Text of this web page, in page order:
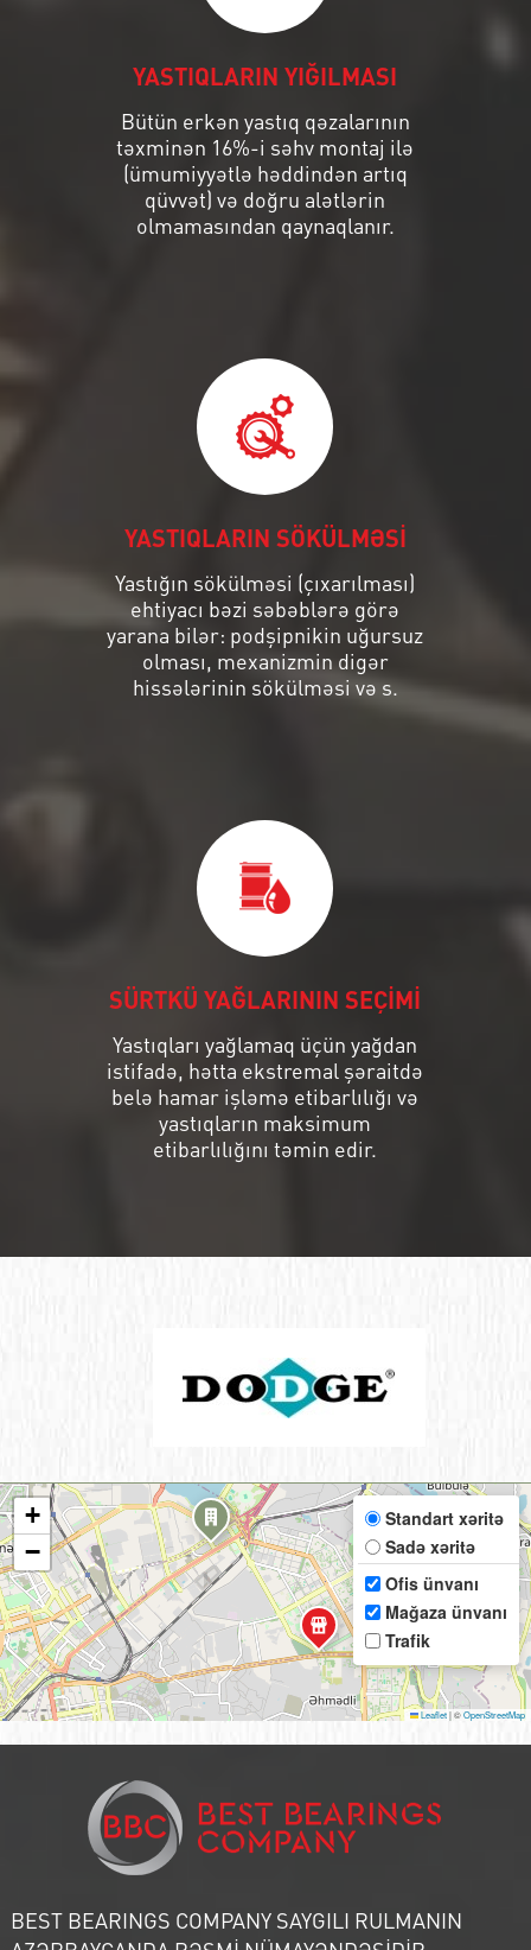
YASTIQLARIN YIĞILMASI
Bütün erkən yastıq qəzalarının
təxminən 16%-i səhv montaj ilə
(ümumiyyətlə həddindən artıq
qüvvət) və doğru alətlərin
olmamasından qaynaqlanır.
YASTIQLARIN SÖKÜLMƏSİ
Yastığın sökülməsi (çıxarılması)
ehtiyacı bəzi səbəblərə görə
yarana bilər: podşipnikin uğursuz
olması, mexanizmin digər
hissələrinin sökülməsi və s.
SÜRTKÜ YAĞLARININ SEÇİMİ
Yastıqları yağlamaq üçün yağdan
istifadə, hətta ekstremal şəraitdə
belə hamar işləmə etibarlılığı və
yastıqların maksimum
etibarlılığını təmin edir.
+
−
Standart xəritə
Sadə xəritə
Ofis ünvanı
Mağaza ünvanı
Trafik
Leaflet|©OpenStreetMap
BEST BEARINGS COMPANY SAYGILI RULMANIN